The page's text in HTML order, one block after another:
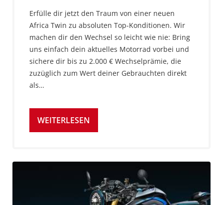
Erfülle dir jetzt den Traum von einer neuen
Africa Twin zu absoluten Top-Konditionen. Wir
machen dir den Wechsel so leicht wie nie: Bring
uns einfach dein aktuelles Motorrad vorbei und
sichere dir bis zu 2.000 € Wechselprämie, die
zuzüglich zum Wert deiner Gebrauchten direkt
als…
WEITERLESEN